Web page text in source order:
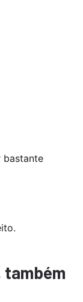
bastante
também